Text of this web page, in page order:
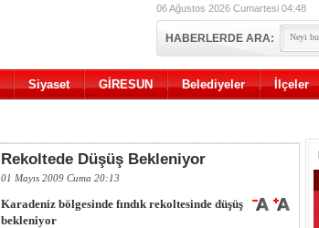
06 Ağustos 2026 Cumartesi 04:48
HABERLERDE ARA:
Siyaset GİRESUN Belediyeler İlçeler
Rekoltede Düşüş Bekleniyor
01 Mayıs 2009 Cuma 20:13
Karadeniz bölgesinde fındık rekoltesinde düşüş
bekleniyor